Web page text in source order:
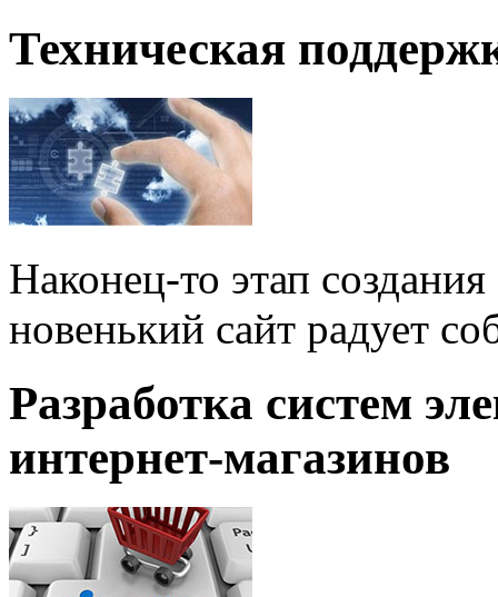
Техническая
Наконец-то этап
новенький сайт радует
Разработка систем
интернет-магазинов